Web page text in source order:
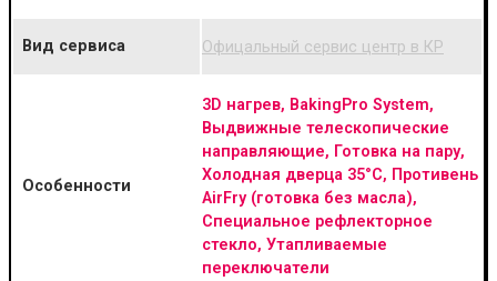
Вид сервиса Офицальный сервис центр в КР
Особенности
3D нагрев, BakingPro System,
Выдвижные телескопические
направляющие, Готовка на пару,
Холодная дверца 35°C, Противень
AirFry (готовка без масла),
Специальное рефлекторное
стекло, Утапливаемые
переключатели